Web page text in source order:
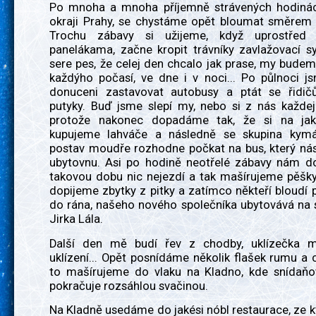
Po mnoha a mnoha příjemně strávených
okraji Prahy, se chystáme opět bloumat směrem
Trochu zábavy si užijeme, když
panelákama, začne kropit trávníky zavlažovací
sere pes, že celej den chcalo jak prase, my
každýho počasí, ve dne i v noci... Po půlnoci
donuceni zastavovat autobusy a ptát se
putyky. Buď jsme slepí my, nebo si z nás
protože nakonec dopadáme tak, že si na
kupujeme lahváče a následně se skupina
postav moudře rozhodne počkat na bus, který
ubytovnu. Asi po hodině neotřelé zábavy nám
takovou dobu nic nejezdí a tak mašírujeme
dopijeme zbytky z pitky a zatímco někteří bloudí
do rána, našeho nového společníka ubytovává na
Jirka Lála.
Další den mě budí řev z chodby, uklízečka
uklízení... Opět posnídáme několik flašek rumu a
to mašírujeme do vlaku na Kladno, kde
pokračuje rozsáhlou svačinou.
Na Kladně usedáme do jakési nóbl restaurace, ze